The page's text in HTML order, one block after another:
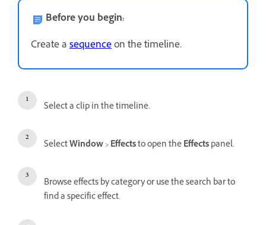
Before you begin:
Create asequenceon the timeline.
Select a clip in the timeline.
SelectWindow>Effectsto open theEffectspanel.
Browse effects by category or use the search bar to
find a specific effect.